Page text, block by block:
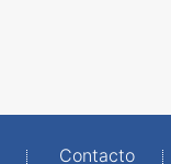
Contacto